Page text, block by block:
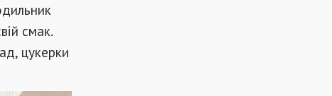
смак.
цукерки